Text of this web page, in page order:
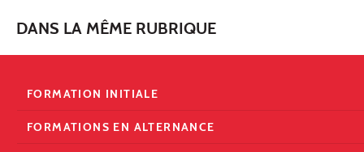
DANS LA MÊME RUBRIQUE
FORMATION INITIALE
FORMATIONS EN ALTERNANCE